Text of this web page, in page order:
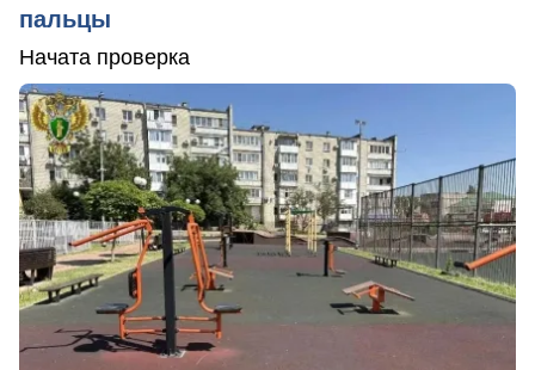
пальцы
Начата проверка